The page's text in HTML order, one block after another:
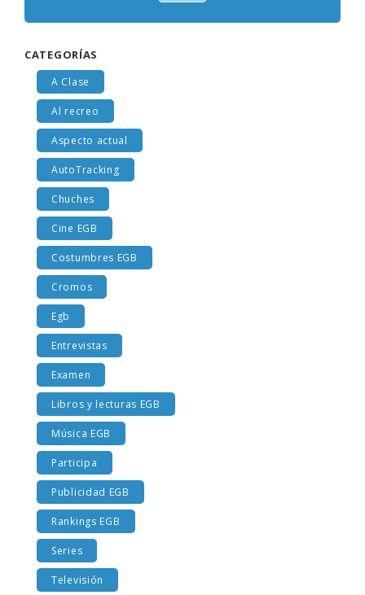
CATEGORÍAS
A Clase
Al recreo
Aspecto actual
AutoTracking
Chuches
Cine EGB
Costumbres EGB
Cromos
Egb
Entrevistas
Examen
Libros y lecturas EGB
Música EGB
Participa
Publicidad EGB
Rankings EGB
Series
Televisión